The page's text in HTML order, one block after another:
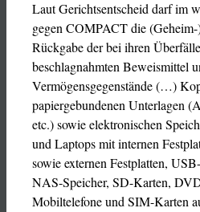
Laut Gerichtsentscheid darf im
gegen COMPACT die
Rückgabe der bei ihren
beschlagnahmten Beweismittel
Vermögensgegenstände (…)
papiergebundenen Unterlagen
etc.) sowie elektronischen
und Laptops mit internen
sowie externen Festplatten,
NAS-Speicher, SD-Karten,
Mobiltelefone und SIM-Karten